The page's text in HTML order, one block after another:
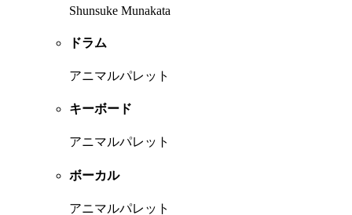
Shunsuke Munakata
ドラム
アニマルパレット
キーボード
アニマルパレット
ボーカル
アニマルパレット